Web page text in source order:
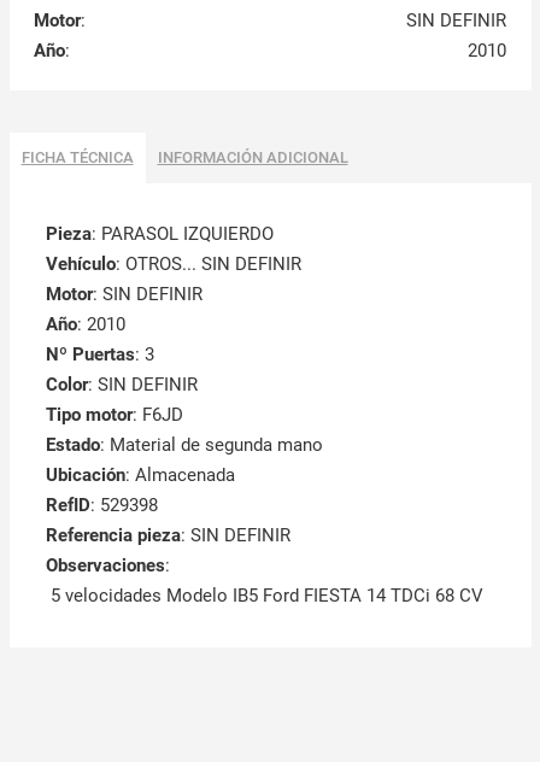
Motor:
SIN DEFINIR
Año: 2010
FICHA TÉCNICA INFORMACIÓN ADICIONAL
Pieza: PARASOL IZQUIERDO
Vehículo: OTROS... SIN DEFINIR
Motor: SIN DEFINIR
Año: 2010
Nº Puertas: 3
Color: SIN DEFINIR
Tipo motor: F6JD
Estado: Material de segunda mano
Ubicación: Almacenada
RefID: 529398
Referencia pieza: SIN DEFINIR
Observaciones:
5 velocidades Modelo IB5 Ford FIESTA 14 TDCi 68 CV